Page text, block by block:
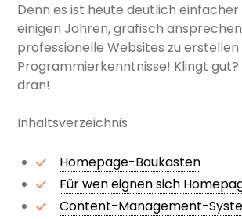
Denn es ist heute deutlich
einigen Jahren, grafisch
professionelle Websites zu
Programmierkenntnisse! Klingt
dran!
Inhaltsverzeichnis
Homepage-Baukasten
Für wen eignen sich
Content-Management-